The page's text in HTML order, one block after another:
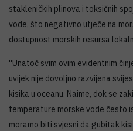
stakleničkih plinova i toksičnih
vode, što negativno utječe na
dostupnost morskih resursa
''Unatoč svim ovim evidentnim
uvijek nije dovoljno razvijena
kisika u oceanu. Naime, dok se
temperature morske vode često
moramo biti svjesni da gubitak